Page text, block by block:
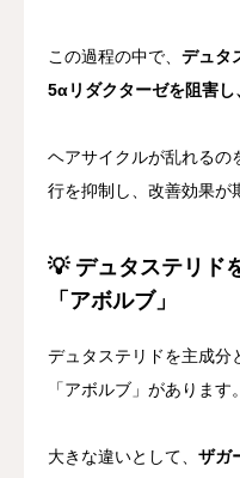
この過程の中で、 デュタ
5αリダクターゼを阻害し
ヘアサイクルが乱れるの
行を抑制し、改善効果が
💡 デュタステリド
「アボルブ」
デュタステリドを主成分
「アボルブ」があります。
大きな違いとして、 ザガ